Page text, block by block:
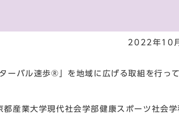
2022年10
バル速歩®」を地域に広げる取組を行っ
産業大学現代社会学部健康スポーツ社会